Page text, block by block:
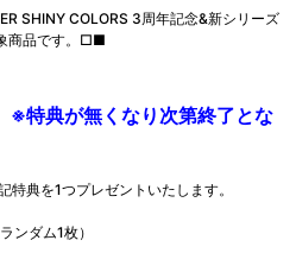
SHINY COLORS 3周年記念&新シリーズ
商品です。□■
特典が無くなり次第終了とな
典を1つプレゼントいたします。
ンダム1枚）